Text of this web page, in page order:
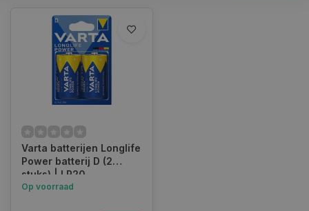
Varta batterijen Longlife
Power batterij D (2
stuks) | LR20
Op voorraad